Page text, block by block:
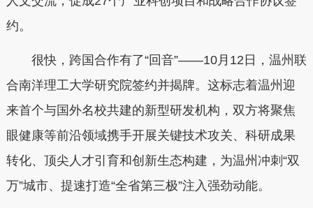
约。
很快，跨国合作有了“回音”——10月12日，温州联
合南洋理工大学研究院签约并揭牌。这标志着温州迎
来首个与国外名校共建的新型研发机构，双方将聚焦
眼健康等前沿领域携手开展关键技术攻关、科研成果
转化、顶尖人才引育和创新生态构建，为温州冲刺“双
万”城市、提速打造“全省第三极”注入强劲动能。